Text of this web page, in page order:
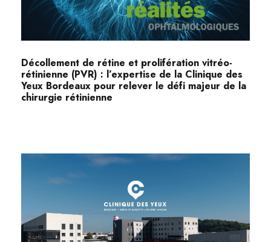
Décollement de rétine et prolifération vitréo-
rétinienne (PVR) : l’expertise de la Clinique des
Yeux Bordeaux pour relever le défi majeur de la
chirurgie rétinienne